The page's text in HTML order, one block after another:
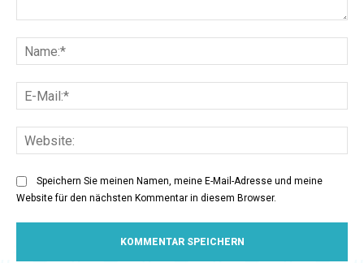
Speichern Sie meinen Namen, meine E-Mail-Adresse und meine
Website für den nächsten Kommentar in diesem Browser.